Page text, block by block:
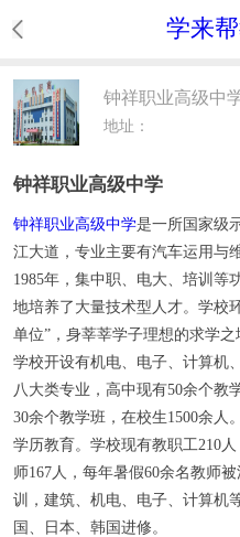
学来
钟祥职业高级中
地址：
钟祥职业高级中学
钟祥职业高级中学是一所国家级
江大道，专业主要有汽车运用与
1985年，集中职、电大、培训等
地培养了大量技术型人才。学校
单位”，身莘莘学子理想的求学之
学校开设有机电、电子、计算机
八大类专业，高中现有50余个教
30余个教学班，在校生1500余人
学历教育。学校现有教职工210
师167人，每年暑假60余名教师
训，建筑、机电、电子、计算机
国、日本、韩国进修。